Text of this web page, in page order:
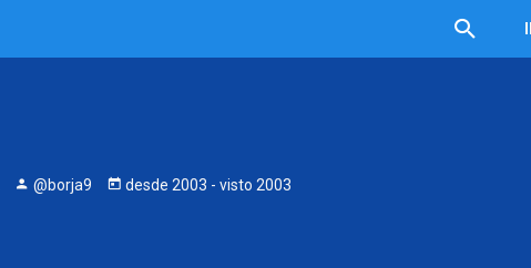
@borja9 desde 2003 - visto 2003